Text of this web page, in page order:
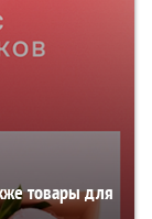
товары для